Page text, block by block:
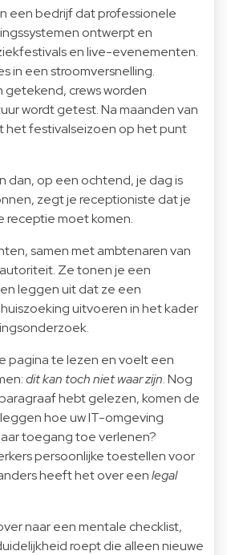
een bedrijf dat professionele
ontwerpt en
en live-evenementen.
in een stroomversnelling.
crews worden
wordt getest. Na maanden van
het festivalseizoen op het punt
dan, op een ochtend, je dag is
zegt je receptioniste dat je
receptie moet komen.
samen met ambtenaren van
Ze tonen je een
leggen uit dat ze een
uitvoeren in het kader
pagina te lezen en voelt een
dit kan toch niet waar zijn. Nog
hebt gelezen, komen de
hoe uw IT-omgeving
toegang toe verlenen?
persoonlijke toestellen voor
heeft het over eenlegal
naar een mentale checklist,
roept die alleen nieuwe